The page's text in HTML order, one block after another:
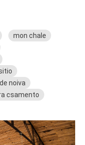
mon chale
noiva
csamento